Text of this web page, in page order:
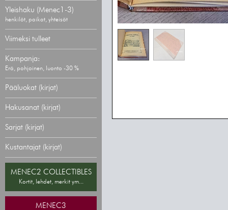
Yleishaku (Menec1-3)
henkilöt, paikat, yhteisöt
Viimeksi tulleet
Kampanja:
Erä, pohjoinen, luonto -30 %
Pääluokat (kirjat)
Hakusanat (kirjat)
Sarjat (kirjat)
Kustantajat (kirjat)
MENEC2 COLLECTIBLES
Kortit, lehdet, merkit ym...
MENEC3